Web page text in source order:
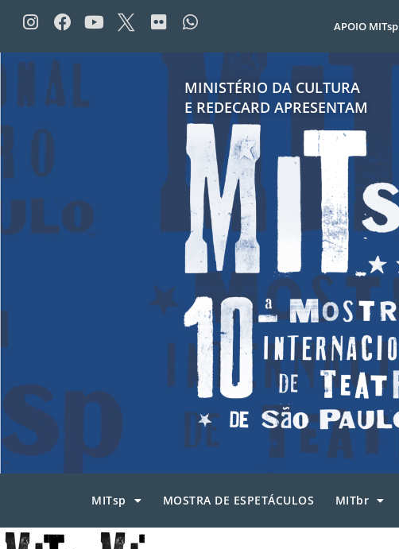
APOIO MITsp
MINISTÉRIO DA CULTURA
E REDECARD APRESENTAM
MITsp MOSTRA DE ESPETÁCULOS MITbr